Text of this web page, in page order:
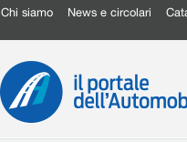
Chi siamo News e circolari